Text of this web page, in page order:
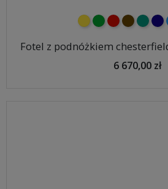
żółtyzielonyczerwony
Fotel z podnóżkiem
6 670,00 zł